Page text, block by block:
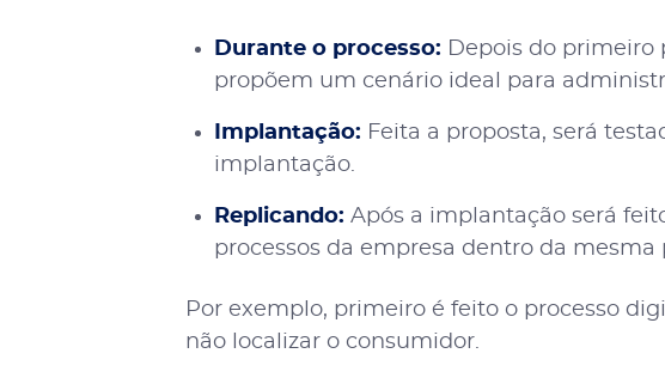
Durante o processo: Depois do primeiro
propõem um cenário ideal para
Implantação: Feita a proposta, será
implantação.
Replicando: Após a implantação será
processos da empresa dentro da mesma
Por exemplo, primeiro é feito o processo
não localizar o consumidor.